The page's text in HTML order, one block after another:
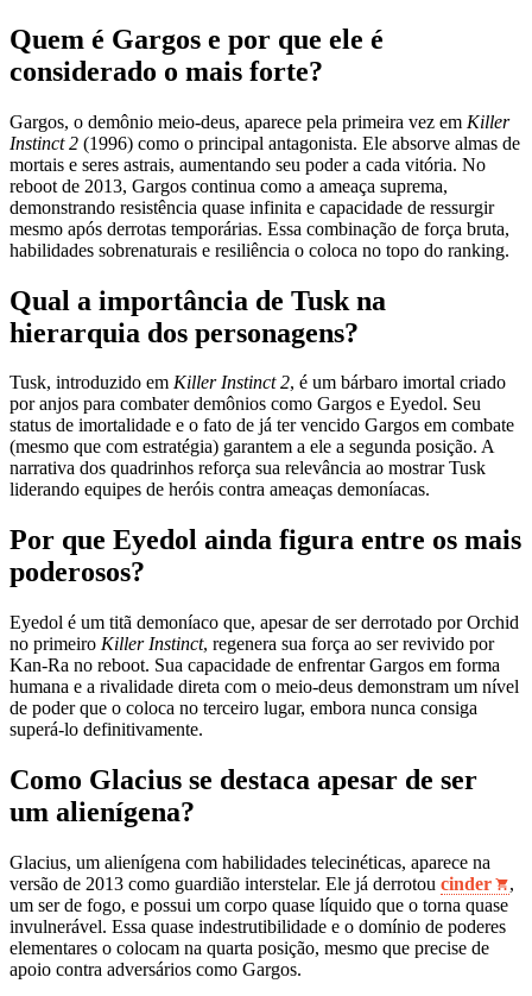
Quem é Gargos e por que ele é
considerado o mais forte?
Gargos, o demônio meio‑deus, aparece pela primeira vez em Killer
Instinct 2 (1996) como o principal antagonista. Ele absorve almas de
mortais e seres astrais, aumentando seu poder a cada vitória. No
reboot de 2013, Gargos continua como a ameaça suprema,
demonstrando resistência quase infinita e capacidade de ressurgir
mesmo após derrotas temporárias. Essa combinação de força bruta,
habilidades sobrenaturais e resiliência o coloca no topo do ranking.
Qual a importância de Tusk na
hierarquia dos personagens?
Tusk, introduzido em Killer Instinct 2, é um bárbaro imortal criado
por anjos para combater demônios como Gargos e Eyedol. Seu
status de imortalidade e o fato de já ter vencido Gargos em combate
(mesmo que com estratégia) garantem a ele a segunda posição. A
narrativa dos quadrinhos reforça sua relevância ao mostrar Tusk
liderando equipes de heróis contra ameaças demoníacas.
Por que Eyedol ainda figura entre os mais
poderosos?
Eyedol é um titã demoníaco que, apesar de ser derrotado por Orchid
no primeiro Killer Instinct, regenera sua força ao ser revivido por
Kan‑Ra no reboot. Sua capacidade de enfrentar Gargos em forma
humana e a rivalidade direta com o meio‑deus demonstram um nível
de poder que o coloca no terceiro lugar, embora nunca consiga
superá‑lo definitivamente.
Como Glacius se destaca apesar de ser
um alienígena?
Glacius, um alienígena com habilidades telecinéticas, aparece na
versão de 2013 como guardião interstelar. Ele já derrotou cinder
,
um ser de fogo, e possui um corpo quase líquido que o torna quase
invulnerável. Essa quase indestrutibilidade e o domínio de poderes
elementares o colocam na quarta posição, mesmo que precise de
apoio contra adversários como Gargos.